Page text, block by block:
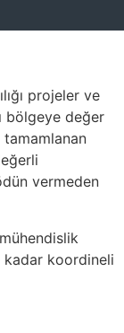
projeler ve
bölgeye değer
tamamlanan
vermeden
kadar koordineli